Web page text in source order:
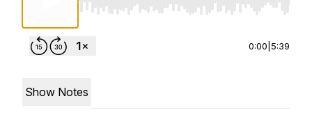
Use Left/Right to seek, Home/End to jump
0:00 5:39
Show Notes